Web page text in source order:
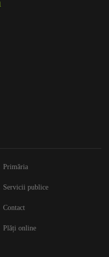
Primăria
Servicii publice
Contact
Plăți online